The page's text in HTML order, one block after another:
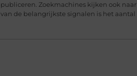
publiceren. Zoekmachines kijken ook
van de belangrijkste signalen is het